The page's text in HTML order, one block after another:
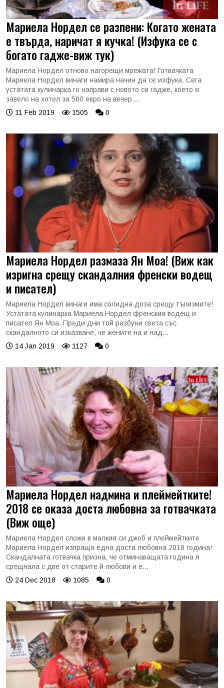
Мариела Нордел се разпени: Когато жената
е твърда, наричат я кучка! (Изфука се с
богато гадже-виж тук)
Мариела Нордел отново нагорещи мрежата! Готвачката
Мариела Нордел винаги намира начин да се изфука. Сега
устатата кулинарка го направи с новото си гадже, което я
завело на хотел за 500 евро на вечер....
11 Feb 2019
1505 0
Мариела Нордел размаза Ян Моа! (Виж как
изригна срещу скандалния френски водещ
и писател)
Мариела Нордел винаги има солидна доза срещу тъпизмите!
Устатата кулинарка Мариела Нордел френския водещ и
писател Ян Моа. Преди дни той разбуни света със
скандалното си изказване, че жените на и над...
14 Jan 2019
1127 0
Мариела Нордел надмина и плеймейтките!
2018 се оказа доста любовна за готвачката
(Виж още)
Мариела Нордел сложи в малкия си джоб и плеймейтките
Мариела Нордел изпраща една доста любовна 2018 година!
Скандалната готвачка призна, че отминаващата година я
срещнала с две от старите й любови и е...
24 Dec 2018
1085 0